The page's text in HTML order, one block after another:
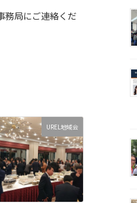
務局にご連絡くだ
UREL地域会